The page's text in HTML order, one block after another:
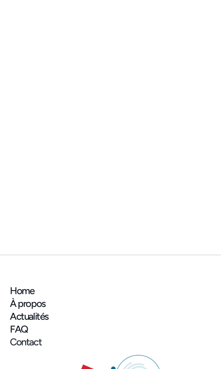
Home
À propos
Actualités
FAQ
Contact